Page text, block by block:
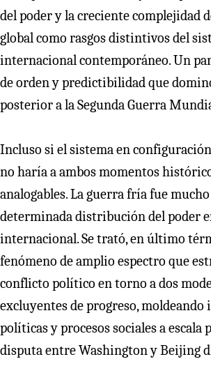
del poder y la creciente complejidad
global como rasgos distintivos del
internacional contemporáneo. Un
de orden y predictibilidad que
posterior a la Segunda Guerra
Incluso si el sistema en
no haría a ambos momentos
analogables. La guerra fría fue
determinada distribución del poder
internacional. Se trató, en último
fenómeno de amplio espectro que
conflicto político en torno a dos
excluyentes de progreso, moldeando
políticas y procesos sociales a escala
disputa entre Washington y Beijing